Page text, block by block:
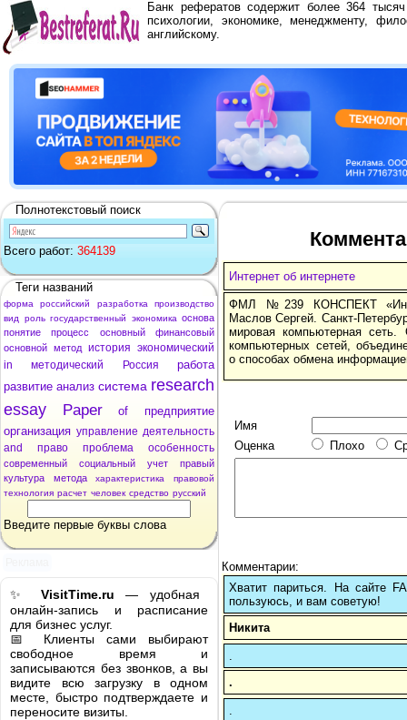
Банк рефератов содержит более 364
психологии, экономике, менеджменту,
английскому.
Полнотекстовый поиск
Всего работ: 364139
Теги названий
форма российский разработка
производство
вид
роль государственный экономика основа
понятие
процесс основный
финансовый
основной метод история экономический
in
методический Россия
работа
развитие анализ система research
essay
Paper of
предприятие
организация управление деятельность
and
право проблема особенность
современный социальный учет
правый
культура
метода характеристика
правовой
технология расчет человек средство русский
Введите первые буквы слова
✨ VisitTime.ru — удобная
онлайн-запись и расписание
для бизнес услуг.
📅 Клиенты сами выбирают
свободное время и
записываются без звонков, а вы
видите всю загрузку в одном
месте, быстро подтверждаете и
переносите визиты.
Интернет об интернете
ФМЛ №239 КОНСПЕКТ
Маслов Сергей. Санкт-
мировая компьютерная сеть.
компьютерных сетей,
о способах обмена
Имя
Оценка
Плохо
Комментарии:
Хватит париться. На сайте
пользуюсь, и вам советую!
Никита
.